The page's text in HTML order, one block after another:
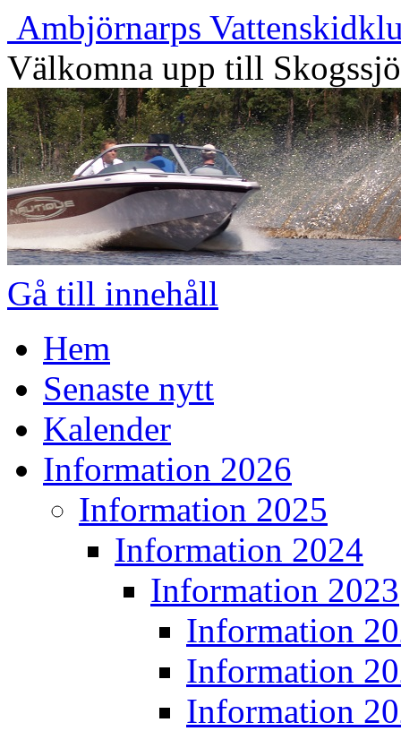
Ambjörnarps
Välkomna upp till
Gå till innehåll
Hem
Senaste nytt
Kalender
Information 2026
Information 2025
Information 2024
Information 2023
Information
Information
Information